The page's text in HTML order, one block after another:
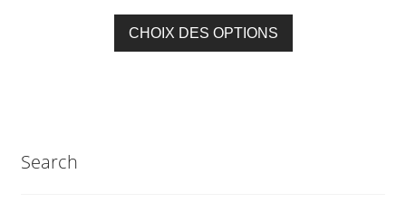
choisies
de
prix :
€15,00
CHOIX DES OPTIONS
produit
Search